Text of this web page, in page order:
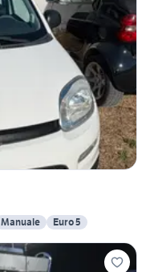
Manuale Euro 5